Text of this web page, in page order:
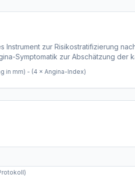
zur Risikostratifizierung
Symptomatik zur Abschätzung der
in mm) - (4 × Angina-Index)